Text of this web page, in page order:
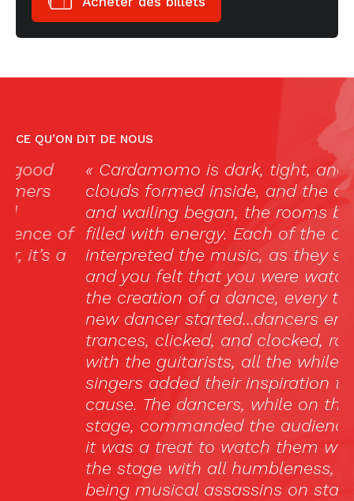
CE QU’ON DIT DE NOUS
« Cardamomo is dark, tight, and as the
clouds formed inside, and the dancing
and wailing began, the rooms became
filled with energy. Each of the dancers
interpreted the music, as they saw fit,
and you felt that you were watching
the creation of a dance, every time a
new dancer started…dancers entered
trances, clicked, and clocked, rapped
with the guitarists, all the while the
singers added their inspiration to the
cause. The dancers, while on this small
stage, commanded the audience, and
it was a treat to watch them walk off
the stage with all humbleness, after
being musical assassins on stage. »
«